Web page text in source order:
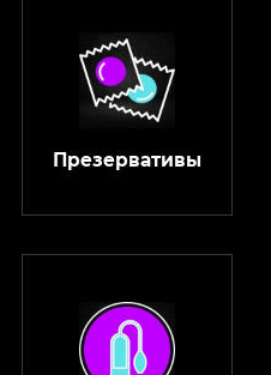
Презервативы